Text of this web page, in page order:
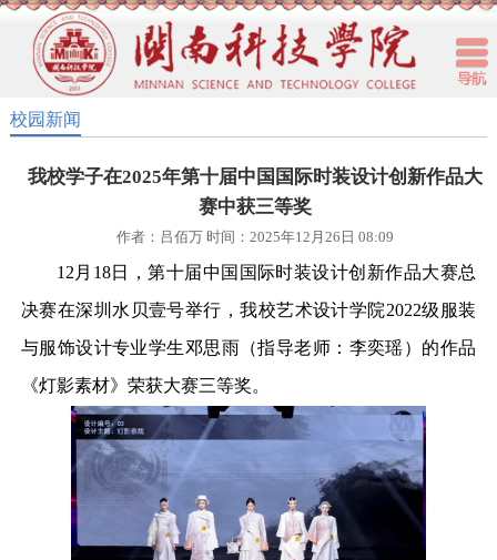
校园新闻
我校学子在2025年第十届中国国际时装设计创新作品大
赛中获三等奖
作者：吕佰万 时间：2025年12月26日 08:09
12月18日，第十届中国国际时装设计创新作品大赛总
决赛在深圳水贝壹号举行，我校艺术设计学院2022级服装
与服饰设计专业学生邓思雨（指导老师：李奕瑶）的作品
《灯影素材》荣获大赛三等奖。